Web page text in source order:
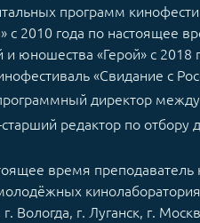
программ
с 2010 года по настоящее
юношества «Герой» с 2018
«Свидание с
директор
редактор по
время
Вологда, г. Луганск, г.